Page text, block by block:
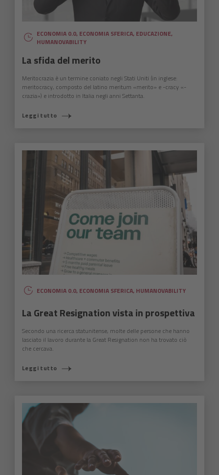
ECONOMIA 0.0, ECONOMIA SFERICA, EDUCAZIONE,
HUMANOVABILITY
La sfida del merito
Meritocrazia è un termine coniato negli Stati Uniti (in inglese:
meritocracy, composto del latino meritum «merito» e -cracy «-
crazia») e introdotto in Italia negli anni Settanta.
Leggi tutto
ECONOMIA 0.0, ECONOMIA SFERICA, HUMANOVABILITY
La Great Resignation vista in prospettiva
Secondo una ricerca statunitense, molte delle persone che hanno
lasciato il lavoro durante la Great Resignation non ha trovato ciò
che cercava.
Leggi tutto